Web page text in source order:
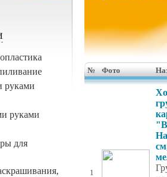
руками
руками
для
№ Фото
1